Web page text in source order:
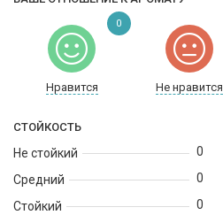
Нравится Не нравится
0
СТОЙКОСТЬ
Не стойкий
Средний
Стойкий
0
0
0